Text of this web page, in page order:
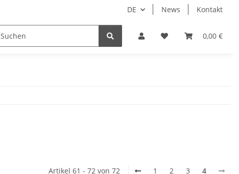
DE News Kontakt
0,00 €
Fundgrube
Artikel 61 - 72 von 72 1 2 3 4